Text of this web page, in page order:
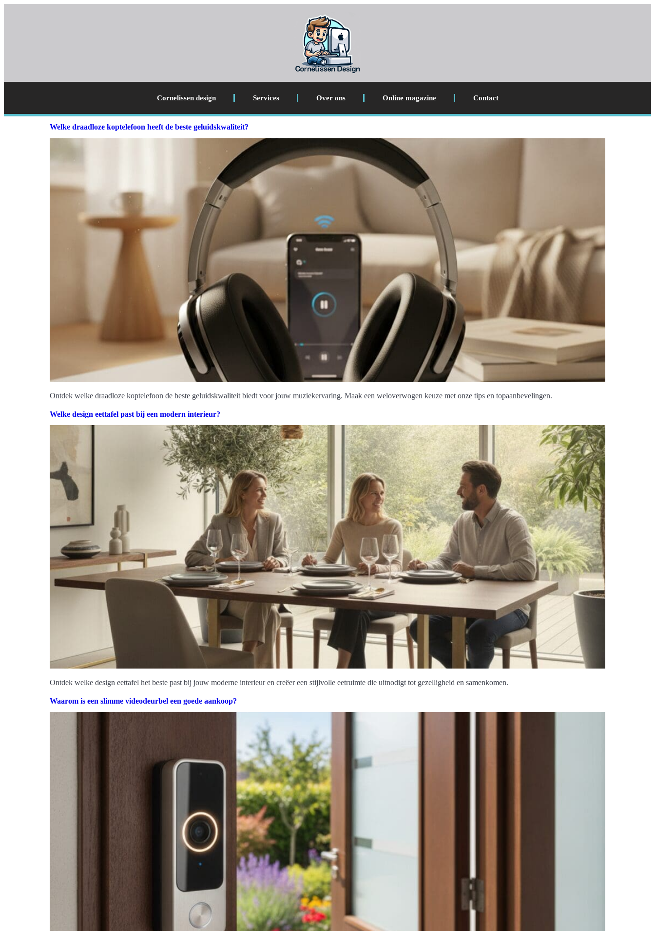
Cornelissen design Services Over ons Online magazine Contact
Welke draadloze koptelefoon heeft de beste geluidskwaliteit?
Ontdek welke draadloze koptelefoon de beste geluidskwaliteit biedt voor jouw muziekervaring. Maak een weloverwogen keuze met onze tips en topaanbevelingen.
Welke design eettafel past bij een modern interieur?
Ontdek welke design eettafel het beste past bij jouw moderne interieur en creëer een stijlvolle eetruimte die uitnodigt tot gezelligheid en samenkomen.
Waarom is een slimme videodeurbel een goede aankoop?